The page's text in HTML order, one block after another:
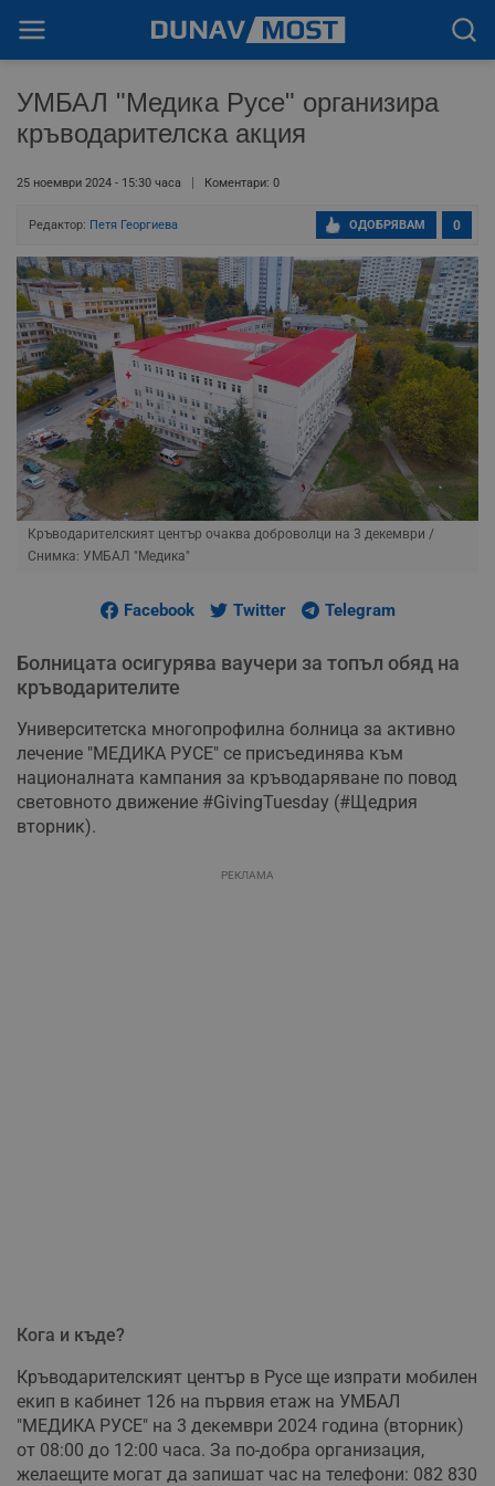
УМБАЛ "Медика Русе" организира
кръводарителска акция
25 ноември 2024 - 15:30 часа Коментари: 0
Редактор: Петя Георгиева 0
ОДОБРЯВАМ
Кръводарителският център очаква доброволци на 3 декември /
Снимка: УМБАЛ "Медика"
Facebook Twitter Telegram
Болницата осигурява ваучери за топъл обяд на
кръводарителите
Университетска многопрофилна болница за активно
лечение "МЕДИКА РУСЕ" се присъединява към
националната кампания за кръводаряване по повод
световното движение #GivingTuesday (#Щедрия
вторник).
РЕКЛАМА
Кога и къде?
Кръводарителският център в Русе ще изпрати мобилен
екип в кабинет 126 на първия етаж на УМБАЛ
"МЕДИКА РУСЕ" на 3 декември 2024 година (вторник)
от 08:00 до 12:00 часа. За по-добра организация,
желаещите могат да запишат час на телефони: 082 830